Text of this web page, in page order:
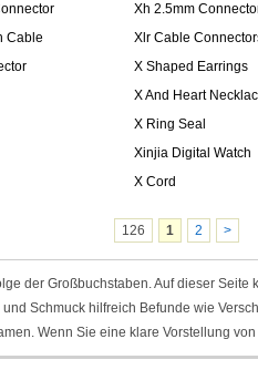
Xh 2.5mm
Cable Xlr Cable
X Shaped Earrings
X And Heart
X Ring Seal
Xinjia Digital Watch
X Cord
126 1 2 >
der Großbuchstaben. Auf dieser
Schmuck hilfreich Befunde wie
Wenn Sie eine klare Vorstellung